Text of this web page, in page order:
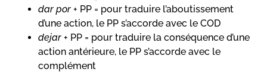
dar por + PP = pour traduire l’aboutissement
d’une action, le PP s’accorde avec le COD
dejar + PP = pour traduire la conséquence d’une
action antérieure, le PP s’accorde avec le
complément